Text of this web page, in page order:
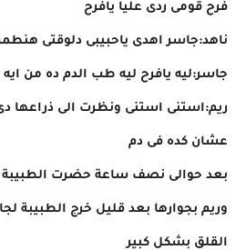
فرح قومى ردى عليا يافرح
ناهد:جاسر اهدى ياحبيبى دلوقتى
جاسر:ليه يافرح ليه طب الدم ده من ايه
ريم:استنى استنى ونظرت الى ذراعها
عشان كده فى دم
بعد حوالى نصف ساعة حضرت
وريم بجوارها بعد قليل خرج الطبيبة
القلق بشكل كبير